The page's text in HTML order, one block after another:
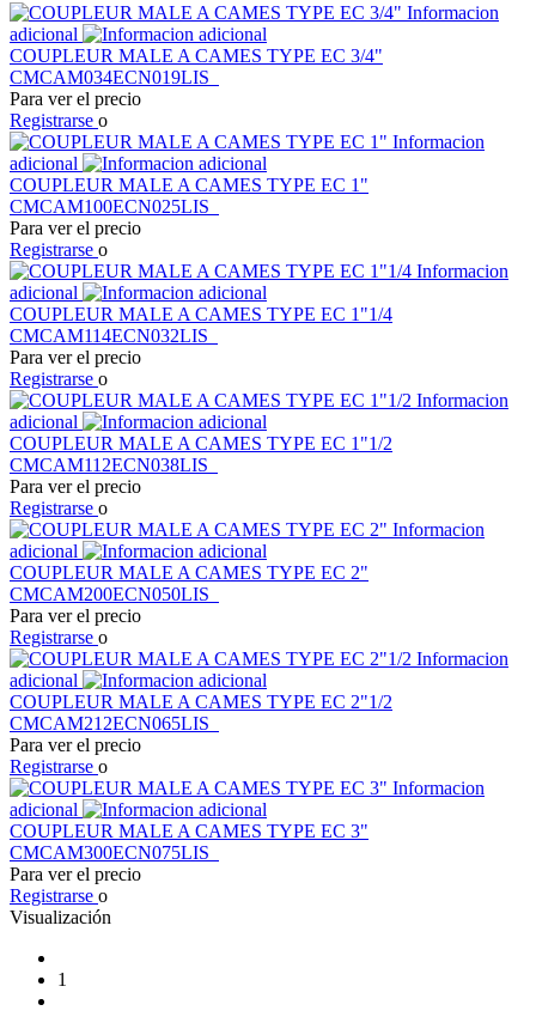
Informacion
adicional
COUPLEUR MALE A CAMES TYPE EC 3/4"
CMCAM034ECN019LIS
Para ver el precio
Registrarse o
Informacion
adicional
COUPLEUR MALE A CAMES TYPE EC 1"
CMCAM100ECN025LIS
Para ver el precio
Registrarse o
Informacion
adicional
COUPLEUR MALE A CAMES TYPE EC 1"1/4
CMCAM114ECN032LIS
Para ver el precio
Registrarse o
Informacion
adicional
COUPLEUR MALE A CAMES TYPE EC 1"1/2
CMCAM112ECN038LIS
Para ver el precio
Registrarse o
Informacion
adicional
COUPLEUR MALE A CAMES TYPE EC 2"
CMCAM200ECN050LIS
Para ver el precio
Registrarse o
Informacion
adicional
COUPLEUR MALE A CAMES TYPE EC 2"1/2
CMCAM212ECN065LIS
Para ver el precio
Registrarse o
Informacion
adicional
COUPLEUR MALE A CAMES TYPE EC 3"
CMCAM300ECN075LIS
Para ver el precio
Registrarse o
Visualización
1